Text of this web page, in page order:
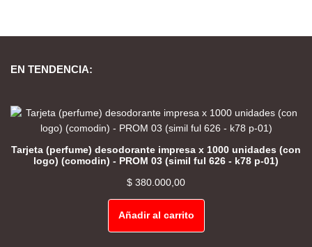
EN TENDENCIA:
Tarjeta (perfume) desodorante impresa x 1000 unidades (con
logo) (comodin) - PROM 03 (simil ful 626 - k78 p-01)
$ 380.000,00
Añadir al carrito